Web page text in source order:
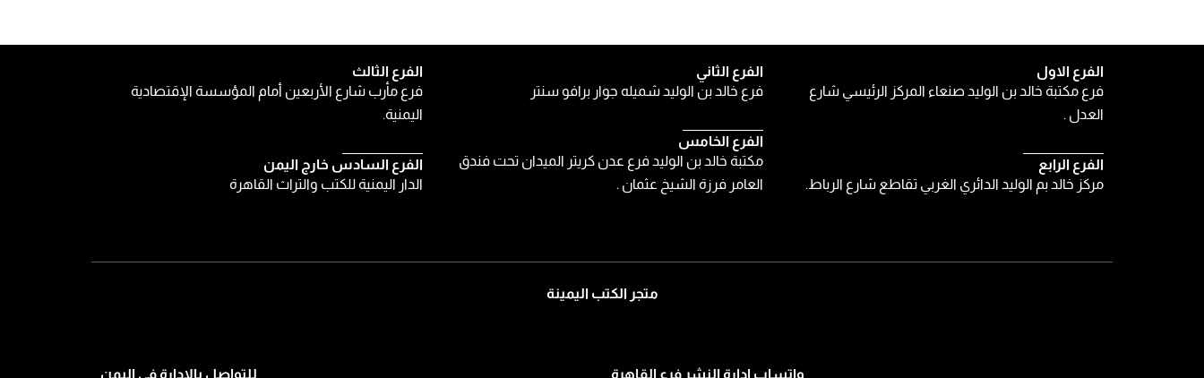
الفرع الثالث
فرع مأرب شارع الأربعين أمام المؤسسة الإقتصادية
اليمنية.
الفرع السادس خارج اليمن
الدار اليمنية للكتب والتراث القاهرة
الفرع الثاني
فرع خالد بن الوليد شميله جوار برافو سنتر
الفرع الخامس
مكتبة خالد بن الوليد فرع عدن كريتر الميدان تحت فندق
العامر فرزة الشيخ عثمان .
الفرع الاول
فرع مكتبة خالد بن الوليد صنعاء المركز الرئيسي شارع
العدل .
الفرع الرابع
مركز خالد بم الوليد الدائري الغربي تقاطع شارع الرباط.
متجر الكتب اليمينة
واتساب ادارة النشر فرع القاهرة للتواصل بالإدارة في اليمن